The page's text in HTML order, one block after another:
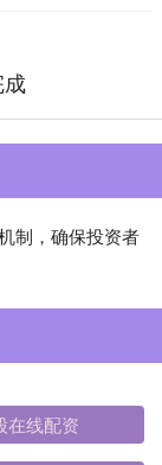
制，确保投资者
在线配资